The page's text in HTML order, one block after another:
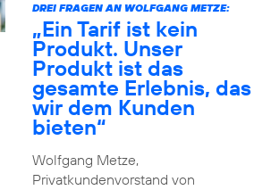
DREI FRAGEN AN WOLFGANG METZE:
„Ein Tarif ist kein
Produkt. Unser
Produkt ist das
gesamte Erlebnis, das
wir dem Kunden
bieten“
Wolfgang Metze,
Privatkundenvorstand von